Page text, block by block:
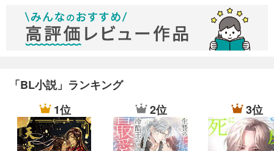
「BL小説」ランキング
1位
2位 3位